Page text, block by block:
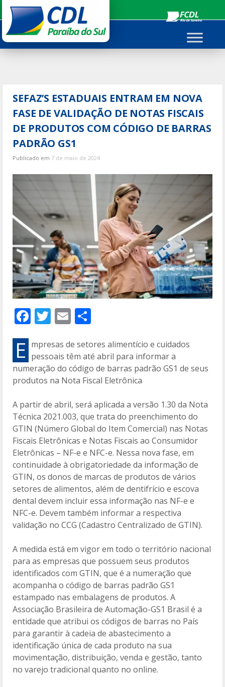
para
conteúdo
SEFAZ’S ESTADUAIS ENTRAM EM NOVA
FASE DE VALIDAÇÃO DE NOTAS FISCAIS
DE PRODUTOS COM CÓDIGO DE BARRAS
PADRÃO GS1
Publicado em 7 de maio de 2024
F
ac
e
b
o
k
T
w
itt
er
E
m
ai
l
m
p
ar
h
ar
E mpresas de setores alimentício e cuidados
pessoais têm até abril para informar a
numeração do código de barras padrão GS1 de seus
produtos na Nota Fiscal Eletrônica
A partir de abril, será aplicada a versão 1.30 da Nota
Técnica 2021.003, que trata do preenchimento do
GTIN (Número Global do Item Comercial) nas Notas
Fiscais Eletrônicas e Notas Fiscais ao Consumidor
Eletrônicas – NF-e e NFC-e. Nessa nova fase, em
continuidade à obrigatoriedade da informação de
GTIN, os donos de marcas de produtos de vários
setores de alimentos, além de dentifrício e escova
dental devem incluir essa informação nas NF-e e
NFC-e. Devem também informar a respectiva
validação no CCG (Cadastro Centralizado de GTIN).
A medida está em vigor em todo o território nacional
para as empresas que possuem seus produtos
identificados com GTIN, que é a numeração que
acompanha o código de barras padrão GS1
estampado nas embalagens de produtos. A
Associação Brasileira de Automação-GS1 Brasil é a
entidade que atribui os códigos de barras no País
para garantir à cadeia de abastecimento a
identificação única de cada produto na sua
movimentação, distribuição, venda e gestão, tanto
no varejo tradicional quanto no online.